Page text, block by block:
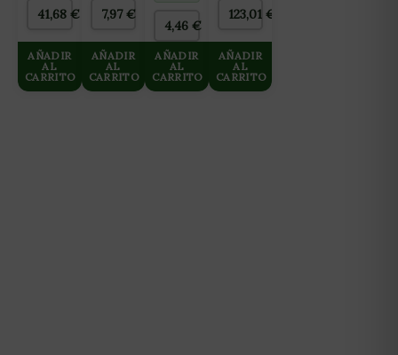
41,68 €
AÑADIR
AL
CARRITO
7,97€
AÑADIR
AL
CARRITO
4,46€
AÑADIR
AL
CARRITO
123,01 €
AÑADIR
AL
CARRITO